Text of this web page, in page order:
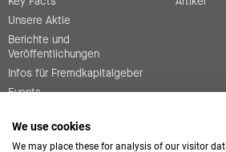
Unsere Aktie
Berichte und
Veröffentlichungen
Infos für Fremdkapitalgeber
Events
Kontakt
We use cookies
We may place these for analysis of our visitor